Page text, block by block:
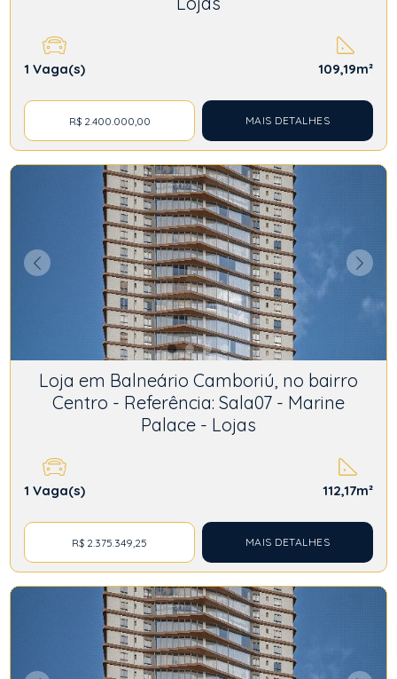
1 Vaga(s) 109,19m²
R$ 2.400.000,00 MAIS DETALHES
Loja em Balneário Camboriú, no bairro
Centro - Referência: Sala07 - Marine
Palace - Lojas
1 Vaga(s) 112,17m²
R$ 2.375.349,25 MAIS DETALHES